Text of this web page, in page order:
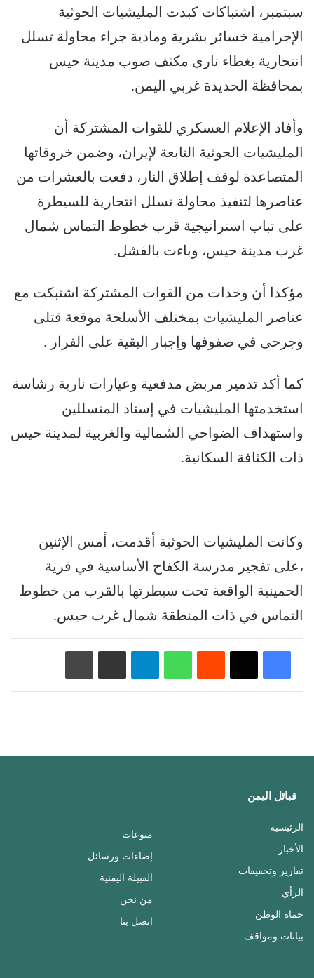
سبتمبر، اشتباكات كبدت المليشيات الحوثية
الإجرامية خسائر بشرية ومادية جراء محاولة تسلل
انتحارية بغطاء ناري مكثف صوب مدينة حيس
بمحافظة الحديدة غربي اليمن.
وأفاد الإعلام العسكري للقوات المشتركة أن
المليشيات الحوثية التابعة لإيران، وضمن خروقاتها
المتصاعدة لوقف إطلاق النار، دفعت بالعشرات من
عناصرها لتنفيذ محاولة تسلل انتحارية للسيطرة
على تباب استراتيجية قرب خطوط التماس شمال
غرب مدينة حيس، وباءت بالفشل.
مؤكدا أن وحدات من القوات المشتركة اشتبكت مع
عناصر المليشيات بمختلف الأسلحة موقعة قتلى
وجرحى في صفوفها وإجبار البقية على الفرار .
كما أكد تدمير مربض مدفعية وعيارات نارية رشاسة
استخدمتها المليشيات في إسناد المتسللين
واستهداف الضواحي الشمالية والغربية لمدينة حيس
ذات الكثافة السكانية.
وكانت المليشيات الحوثية أقدمت، أمس الإثنين
،على تفجير مدرسة الكفاح الأساسية في قرية
الحمينية الواقعة تحت سيطرتها بالقرب من خطوط
التماس في ذات المنطقة شمال غرب حيس.
واتساب تيلقرام
قبائل اليمن
الرئيسية
الأخبار
تقارير وتحقيقات
الرأي
حماة الوطن
بيانات ومواقف
منوعات
إضاءات ورسائل
القبيلة اليمنية
من نحن
اتصل بنا